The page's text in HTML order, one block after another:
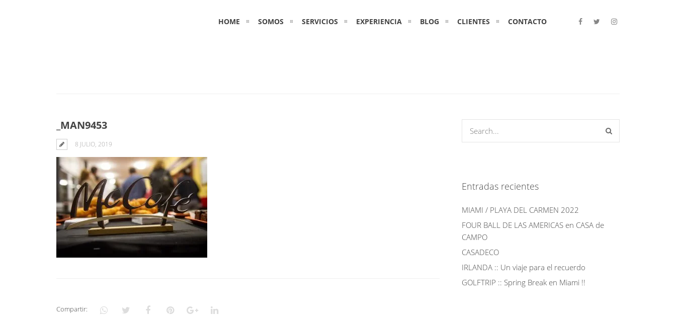
HOME SOMOS SERVICIOS EXPERIENCIA BLOG CLIENTES CONTACTO
_MAN9453
8 JULIO, 2019
Compartir:
Entradas recientes
MIAMI / PLAYA DEL CARMEN 2022
FOUR BALL DE LAS AMERICAS en CASA de
CAMPO
CASADECO
IRLANDA :: Un viaje para el recuerdo
GOLFTRIP :: Spring Break en Miami !!